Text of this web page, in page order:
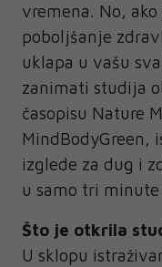
vremena. No,
poboljšanje
uklapa u vašu
zanimati studija
časopisu Nature
MindBodyGreen,
izglede za dug i
u samo tri
Što je otkrila
U sklopu